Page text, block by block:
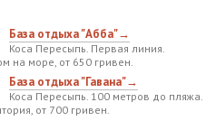
База отдыха "Абба"→
Коса Пересыпь. Первая линия.
на море, от 650 гривен.
База отдыха "Гавана"→
Коса Пересыпь. 100 метров до пляжа.
от 700 гривен.